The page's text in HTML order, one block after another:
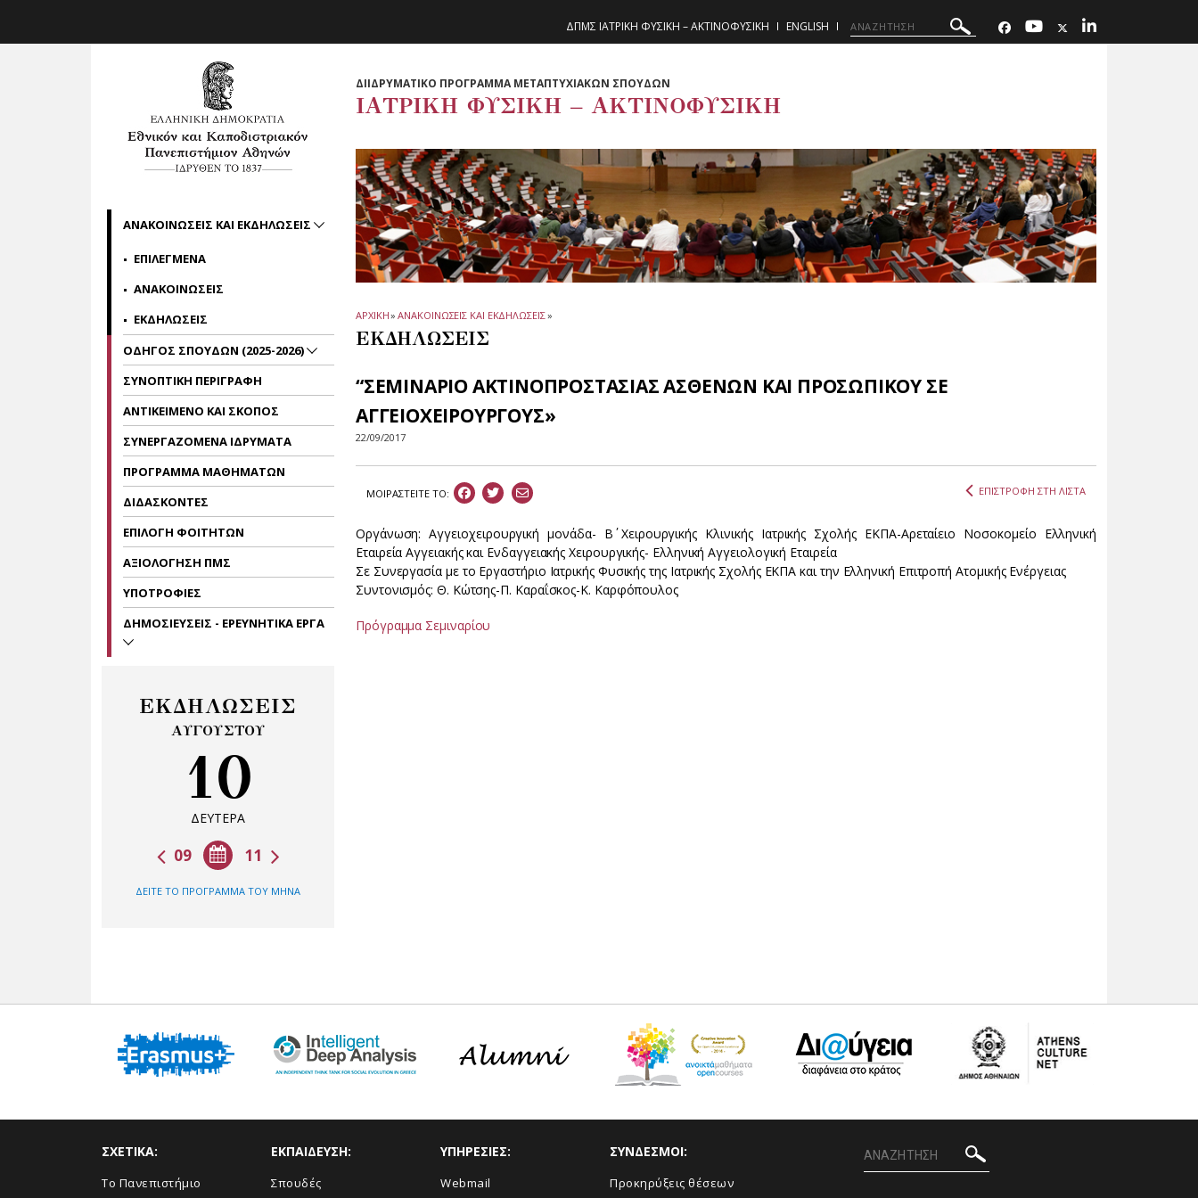
ΔΠΜΣ ΙΑΤΡΙΚΗ ΦΥΣΙΚΗ – ΑΚΤΙΝΟΦΥΣΙΚΗ ENGLISH
ΔΙΙΔΡΥΜΑΤΙΚΟ ΠΡΟΓΡΑΜΜΑ ΜΕΤΑΠΤΥΧΙΑΚΩΝ ΣΠΟΥΔΩΝ
ΙΑΤΡΙΚΗ ΦΥΣΙΚΗ – ΑΚΤΙΝΟΦΥΣΙΚΗ
ΑΡΧΙΚΗ» ΑΝΑΚΟΙΝΩΣΕΙΣ ΚΑΙ ΕΚΔΗΛΩΣΕΙΣ»
ΕΚΔΗΛΩΣΕΙΣ
“ΣΕΜΙΝΑΡΙΟ ΑΚΤΙΝΟΠΡΟΣΤΑΣΙΑΣ ΑΣΘΕΝΩΝ ΚΑΙ ΠΡΟΣΩΠΙΚΟΥ ΣΕ
ΑΓΓΕΙΟΧΕΙΡΟΥΡΓΟΥΣ»
22/09/2017
ΜΟΙΡΑΣΤEIΤΕ ΤΟ: ΕΠΙΣΤΡΟΦΗ ΣΤΗ ΛΙΣΤΑ
Οργάνωση: Αγγειοχειρουργική μονάδα- Β΄ Χειρουργικής Κλινικής Ιατρικής Σχολής ΕΚΠΑ-Αρεταίειο Νοσοκομείο Ελληνική
Εταιρεία Αγγειακής και Ενδαγγειακής Χειρουργικής- Ελληνική Αγγειολογική Εταιρεία
Σε Συνεργασία με το Εργαστήριο Ιατρικής Φυσικής της Ιατρικής Σχολής ΕΚΠΑ και την Ελληνική Επιτροπή Ατομικής Ενέργειας
Συντονισμός: Θ. Κώτσης-Π. Καραΐσκος-Κ. Καρφόπουλος
Πρόγραμμα Σεμιναρίου
ΑΝΑΚΟΙΝΩΣΕΙΣ ΚΑΙ ΕΚΔΗΛΩΣΕΙΣ
ΕΠΙΛΕΓΜΕΝΑ
ΑΝΑΚΟΙΝΩΣΕΙΣ
ΕΚΔΗΛΩΣΕΙΣ
ΟΔΗΓΟΣ ΣΠΟΥΔΩΝ (2025-2026)
ΣΥΝΟΠΤΙΚΗ ΠΕΡΙΓΡΑΦΗ
ΑΝΤΙΚΕΙΜΕΝΟ ΚΑΙ ΣΚΟΠΟΣ
ΣΥΝΕΡΓΑΖΟΜΕΝΑ ΙΔΡΥΜΑΤΑ
ΠΡΟΓΡΑΜΜΑ ΜΑΘΗΜΑΤΩΝ
ΔΙΔΑΣΚΟΝΤΕΣ
ΕΠΙΛΟΓΗ ΦΟΙΤΗΤΩΝ
ΑΞΙΟΛΟΓΗΣΗ ΠΜΣ
ΥΠΟΤΡΟΦΙΕΣ
ΔΗΜΟΣΙΕΥΣΕΙΣ - ΕΡΕΥΝΗΤΙΚΑ ΕΡΓΑ
ΕΚΔΗΛΩΣΕΙΣ
ΑΥΓΟΥΣΤΟΥ
10
ΔΕΥΤΕΡΑ
11
09
ΔΕΙΤΕ ΤΟ ΠΡΟΓΡΑΜΜΑ ΤΟΥ ΜΗΝΑ
ΣΧΕΤΙΚΑ:
Το Πανεπιστήμιο
ΕΚΠΑΙΔΕΥΣΗ:
Σπουδές
ΥΠΗΡΕΣΙΕΣ:
Webmail
ΣΥΝΔΕΣΜΟΙ:
Προκηρύξεις θέσεων